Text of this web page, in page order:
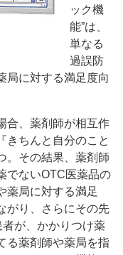
ック機
能”は、
単なる
過誤防
局に対する満足度向
合、薬剤師が相互作
きちんと自分のこと
。その結果、薬剤師
でないOTC医薬品の
薬局に対する満足
がり、さらにその先
者が、かかりつけ薬
る薬剤師や薬局を指